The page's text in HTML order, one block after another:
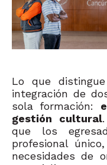
Lo que
integración de
sola formación:
gestión cultural
que los
profesional
necesidades de